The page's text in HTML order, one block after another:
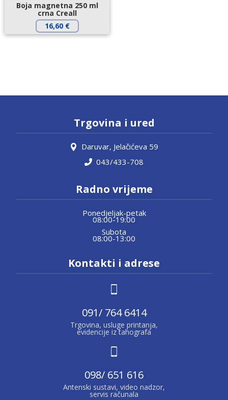
Boja magnetna 250 ml
crna Creall
16,60 €
Trgovina i ured
Daruvar, Jelačićeva 59
043/433-708
Radno vrijeme
Ponedjeljak-petak
08:00-19:00
Subota
08:00-13:00
Kontakti i adrese
091/ 764 6414
Trgovina, usluge printanja,
evidencije iz tahografa
098/ 651 616
Antenski sustavi, video nadzor,
servis računala